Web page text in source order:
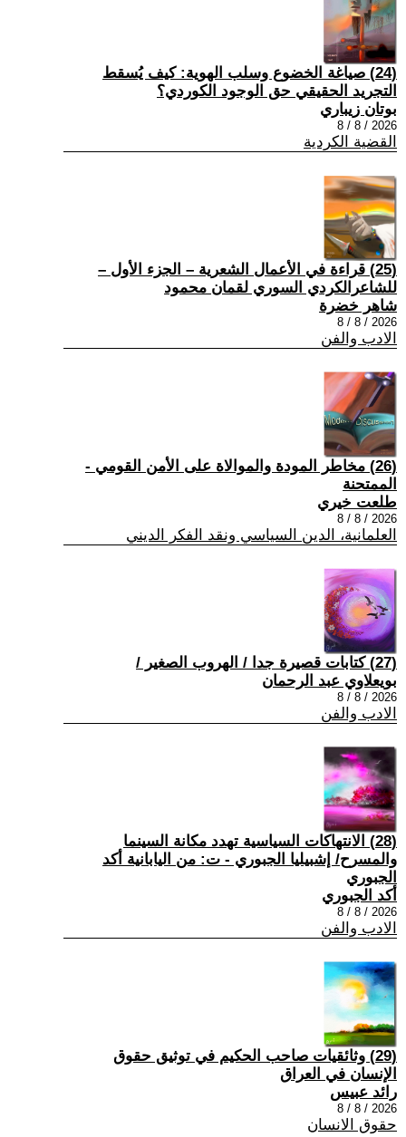
(24) صياغة الخضوع وسلب الهوية: كيف يُسقط
التجريد الحقيقي حق الوجود الكوردي؟
بوتان زيباري
2026 / 8 / 8
القضية الكردية
(25) قراءة في الأعمال الشعرية – الجزء الأول –
للشاعرالكردي السوري لقمان محمود
شاهر خضرة
2026 / 8 / 8
الادب والفن
(26) مخاطر المودة والموالاة على الأمن القومي -
الممتحنة
طلعت خيري
2026 / 8 / 8
العلمانية، الدين السياسي ونقد الفكر الديني
(27) كتابات قصيرة جدا / الهروب الصغير /
بويعلاوي عبد الرحمان
2026 / 8 / 8
الادب والفن
(28) الانتهاكات السياسية تهدد مكانة السينما
والمسرح/ إشبيليا الجبوري - ت: من اليابانية أكد
الجبوري
أكد الجبوري
2026 / 8 / 8
الادب والفن
(29) وثائقيات صاحب الحكيم في توثيق حقوق
الإنسان في العراق
رائد عبيس
2026 / 8 / 8
حقوق الانسان